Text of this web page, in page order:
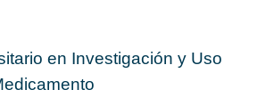
en Investigación y Uso